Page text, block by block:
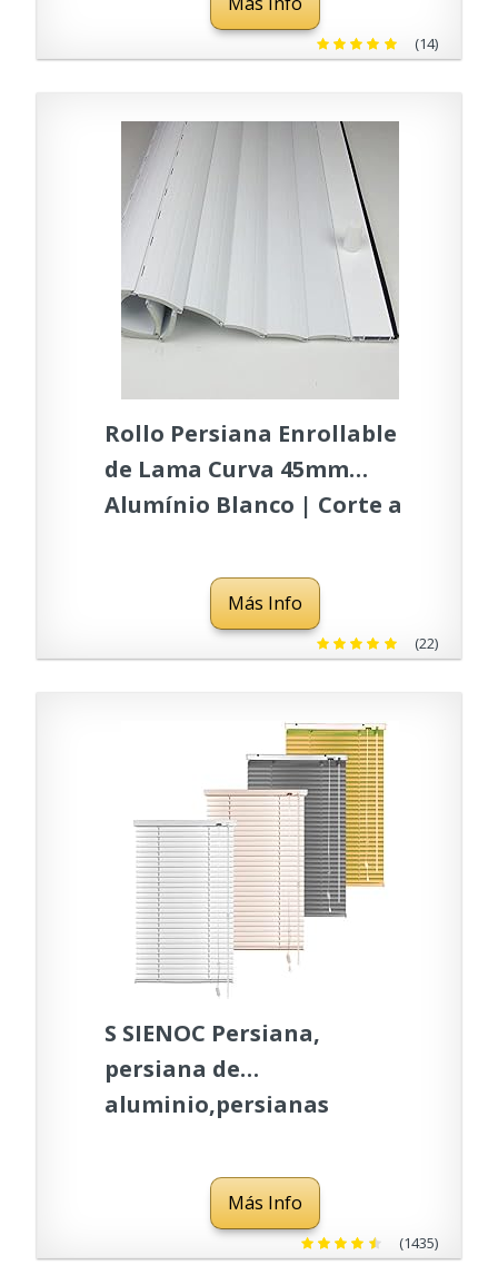
200cm LARGO)
(14)
Rollo Persiana Enrollable
de Lama Curva 45mm
Alumínio Blanco | Corte a
TENDE (Ancho 200cm x
190cm Largo)Más Info
(22)
S SIENOC Persiana,
persiana de
aluminio,persianas
persianas venecianas,
estores para ventana
(Blanco, 90x160 cm)
Más Info
(1435)